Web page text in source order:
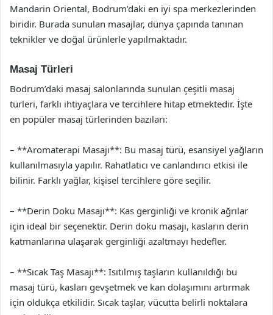
Mandarin Oriental, Bodrum’daki en iyi spa merkezlerinden
biridir. Burada sunulan masajlar, dünya çapında tanınan
teknikler ve doğal ürünlerle yapılmaktadır.
Masaj Türleri
Bodrum’daki masaj salonlarında sunulan çeşitli masaj
türleri, farklı ihtiyaçlara ve tercihlere hitap etmektedir. İşte
en popüler masaj türlerinden bazıları:
– **Aromaterapi Masajı**: Bu masaj türü, esansiyel yağların
kullanılmasıyla yapılır. Rahatlatıcı ve canlandırıcı etkisi ile
bilinir. Farklı yağlar, kişisel tercihlere göre seçilir.
– **Derin Doku Masajı**: Kas gerginliği ve kronik ağrılar
için ideal bir seçenektir. Derin doku masajı, kasların derin
katmanlarına ulaşarak gerginliği azaltmayı hedefler.
– **Sıcak Taş Masajı**: Isıtılmış taşların kullanıldığı bu
masaj türü, kasları gevşetmek ve kan dolaşımını artırmak
için oldukça etkilidir. Sıcak taşlar, vücutta belirli noktalara